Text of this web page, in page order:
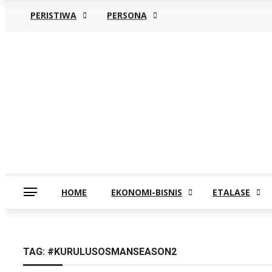
HOME EKONOMI-BISNIS ETALASE
PERISTIWA PERSONA
TAG: #KURULUSOSMANSEASON2